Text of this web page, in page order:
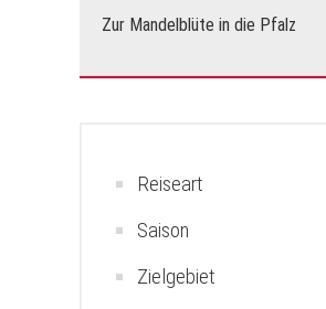
Zur Mandelblüte in die Pfalz
Reiseart
Saison
Zielgebiet